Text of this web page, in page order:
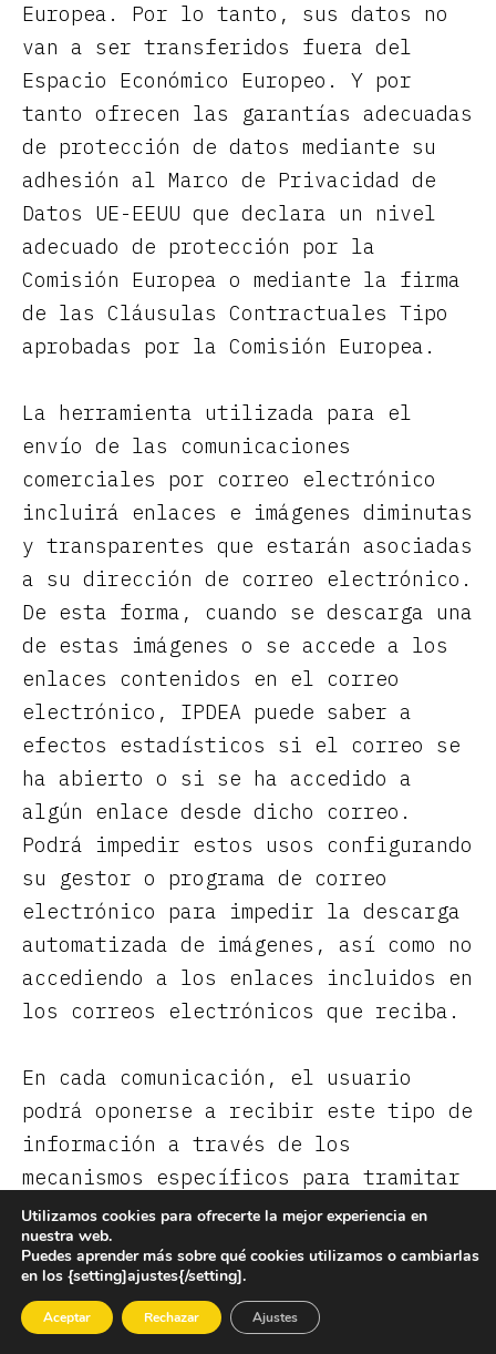
Europea. Por lo tanto, sus datos no
van a ser transferidos fuera del
Espacio Económico Europeo. Y por
tanto ofrecen las garantías adecuadas
de protección de datos mediante su
adhesión al Marco de Privacidad de
Datos UE-EEUU que declara un nivel
adecuado de protección por la
Comisión Europea o mediante la firma
de las Cláusulas Contractuales Tipo
aprobadas por la Comisión Europea.
La herramienta utilizada para el
envío de las comunicaciones
comerciales por correo electrónico
incluirá enlaces e imágenes diminutas
y transparentes que estarán asociadas
a su dirección de correo electrónico.
De esta forma, cuando se descarga una
de estas imágenes o se accede a los
enlaces contenidos en el correo
electrónico, IPDEA puede saber a
efectos estadísticos si el correo se
ha abierto o si se ha accedido a
algún enlace desde dicho correo.
Podrá impedir estos usos configurando
su gestor o programa de correo
electrónico para impedir la descarga
automatizada de imágenes, así como no
accediendo a los enlaces incluidos en
los correos electrónicos que reciba.
En cada comunicación, el usuario
podrá oponerse a recibir este tipo de
información a través de los
mecanismos específicos para tramitar
la baja, así como solicitar en su
caso su derecho de revocación de
consentimiento, oposición o
supresión.
Utilizamos cookies para ofrecerte la mejor experiencia en
nuestra web.
Puedes aprender más sobre qué cookies utilizamos o cambiarlas
en los {setting]ajustes{/setting].
Aceptar Rechazar Ajustes